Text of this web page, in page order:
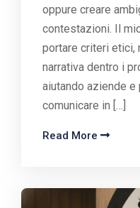
oppure creare
contestazioni. Il
portare criteri etici,
narrativa dentro i
aiutando aziende
comunicare in […]
Read More